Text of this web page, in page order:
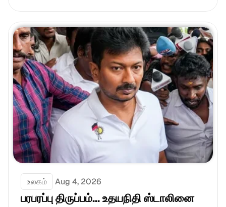
உலகம் Aug 4, 2026
பரபரப்பு திருப்பம்... உதயநிதி ஸ்டாலினை